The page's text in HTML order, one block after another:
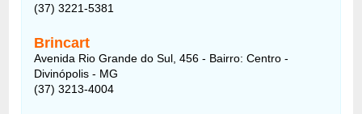
(37) 3221-5381
Brincart
Avenida Rio Grande do Sul, 456 - Bairro: Centro -
Divinópolis - MG
(37) 3213-4004